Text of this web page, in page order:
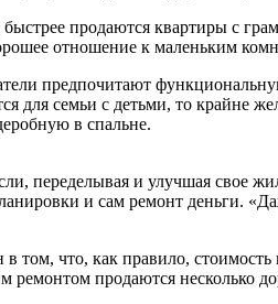
продаются квартиры с
отношение к маленьким
предпочитают
для семьи с детьми, то крайне
в спальне.
переделывая и улучшая
и сам ремонт деньги.
что, как правило, стоимость
ремонтом продаются несколько